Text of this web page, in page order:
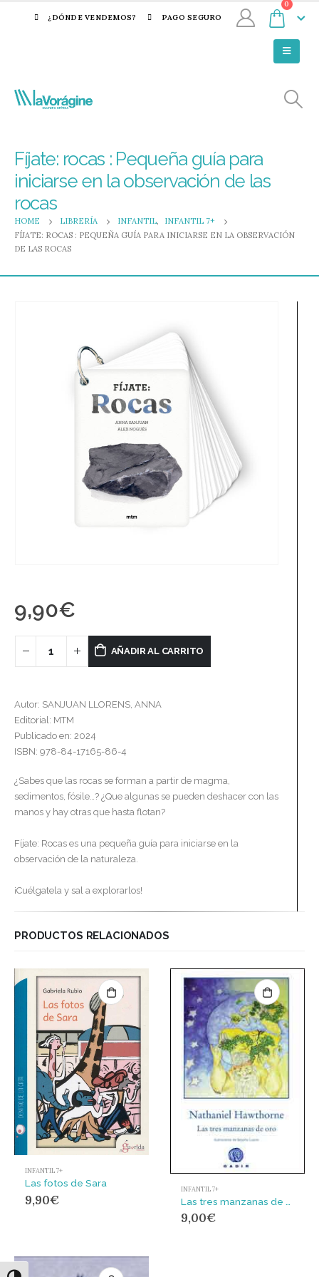
¿DÓNDE VENDEMOS? PAGO SEGURO
0
Fíjate: rocas : Pequeña guía para
iniciarse en la observación de las
rocas
HOME LIBRERÍA INFANTIL,
INFANTIL 7+
FÍJATE: ROCAS : PEQUEÑA GUÍA PARA INICIARSE EN LA OBSERVACIÓN
DE LAS ROCAS
9,90€
AÑADIR AL CARRITO
Autor: SANJUAN LLORENS, ANNA
Editorial: MTM
Publicado en: 2024
ISBN: 978-84-17165-86-4
¿Sabes que las rocas se forman a partir de magma,
sedimentos, fósile…? ¿Que algunas se pueden deshacer con las
manos y hay otras que hasta flotan?
Fíjate: Rocas es una pequeña guía para iniciarse en la
observación de la naturaleza.
¡Cuélgatela y sal a explorarlos!
PRODUCTOS RELACIONADOS
INFANTIL 7+
Las fotos de Sara
9,90€
INFANTIL 7+
9,00€